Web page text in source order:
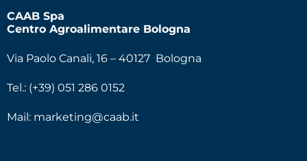
CAAB Spa
Centro Agroalimentare Bologna
Via Paolo Canali, 16 – 40127 Bologna
Tel.: (+39) 051 286 0152
Mail: marketing@caab.it